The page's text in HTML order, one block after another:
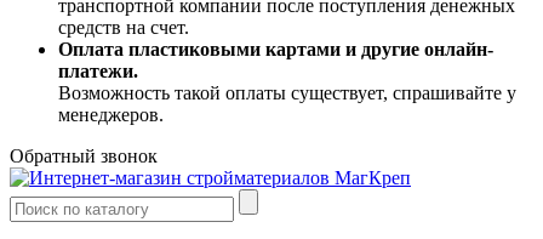
транспортной компании после поступления денежных
средств на счет.
Оплата пластиковыми картами и другие онлайн-
платежи.
Возможность такой оплаты существует, спрашивайте у
менеджеров.
Обратный звонок